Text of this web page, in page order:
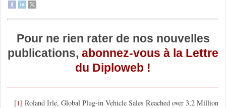
Pour ne rien rater de nos nouvelles
publications, abonnez-vous à la Lettre
du Diploweb !
[1]Roland Irle, Global Plug-in Vehicle Sales Reached over 3,2 Million